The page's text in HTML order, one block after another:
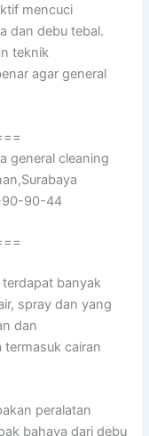
mencuci
dan debu tebal.
teknik
agar general
general cleaning
90-90-44
banyak
spray dan yang
dan
termasuk cairan
peralatan
bahaya dari debu